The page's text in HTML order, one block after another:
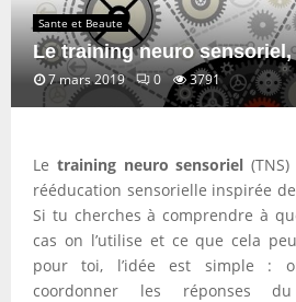
Sante et Beaute
Le training neuro sensoriel,
7 mars 2019 0 3791
Le training neuro sensoriel
rééducation sensorielle inspirée
Si tu cherches à comprendre à
cas on l’utilise et ce que cela
pour toi, l’idée est simple :
coordonner les réponses